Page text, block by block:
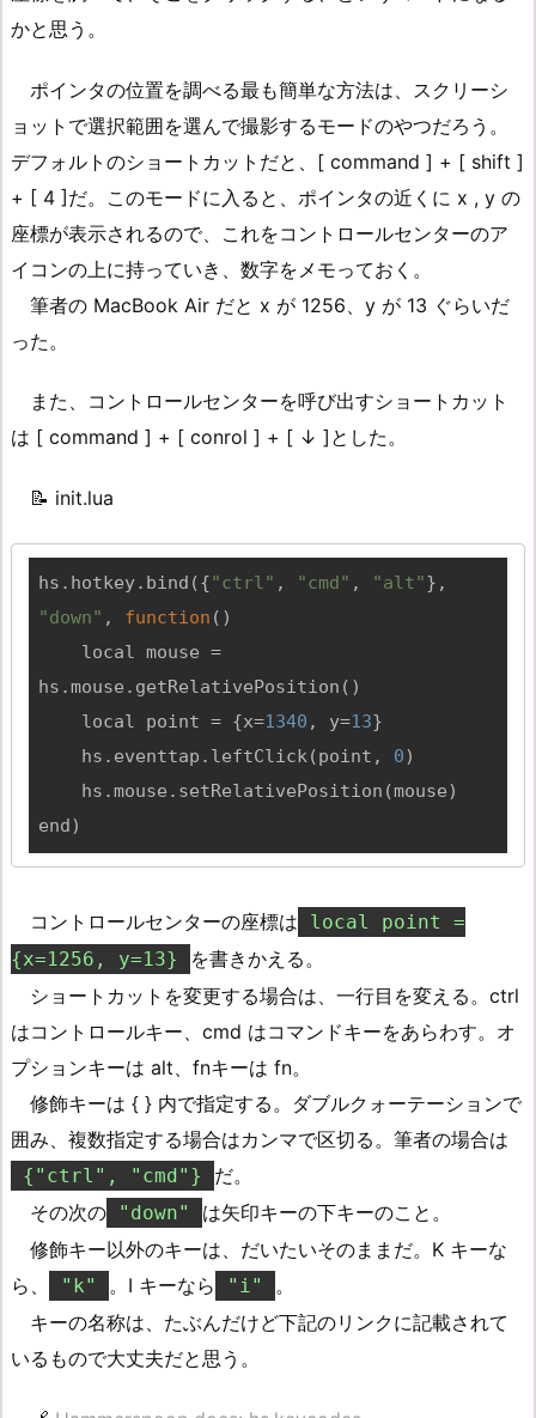
かと思う。
ポインタの位置を調べる最も簡単な方法は、スクリーシ
ョットで選択範囲を選んで撮影するモードのやつだろう。
デフォルトのショートカットだと、[ command ] + [ shift ]
+ [ 4 ]だ。このモードに入ると、ポインタの近くに x , y の
座標が表示されるので、これをコントロールセンターのア
イコンの上に持っていき、数字をメモっておく。
筆者の MacBook Air だと x が 1256、y が 13 ぐらいだ
った。
また、コントロールセンターを呼び出すショートカット
は [ command ] + [ conrol ] + [ ↓ ]とした。
📝 init.lua
hs.hotkey.bind({"ctrl" , "cmd" , "alt"
"down" , function ( )
local mouse
=
hs .mouse . getRelativePosition ( )
local
point = {x=1340 , y=13}
    hs.eventtap.leftClick(point,
0)
end)
コントロールセンターの座標は
local point =
{x=1256, y=13}
を書きかえる。
ショートカットを変更する場合は、一行目を変える。ctrl
はコントロールキー、cmd はコマンドキーをあらわす。オ
プションキーは alt、fnキーは fn。
修飾キーは { } 内で指定する。ダブルクォーテーションで
囲み、複数指定する場合はカンマで区切る。筆者の場合は
{"ctrl", "cmd"}
だ。
その次の
"down"
は矢印キーの下キーのこと。
修飾キー以外のキーは、だいたいそのままだ。K キーな
ら、
"k" 。I キーなら "i"
。
キーの名称は、たぶんだけど下記のリンクに記載されて
いるもので大丈夫だと思う。